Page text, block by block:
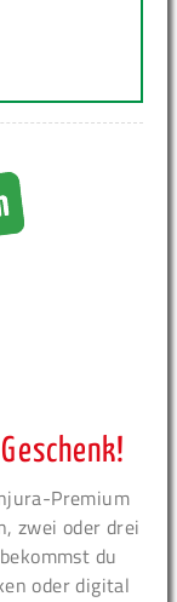
Premium
zwei oder drei
du
oder digital